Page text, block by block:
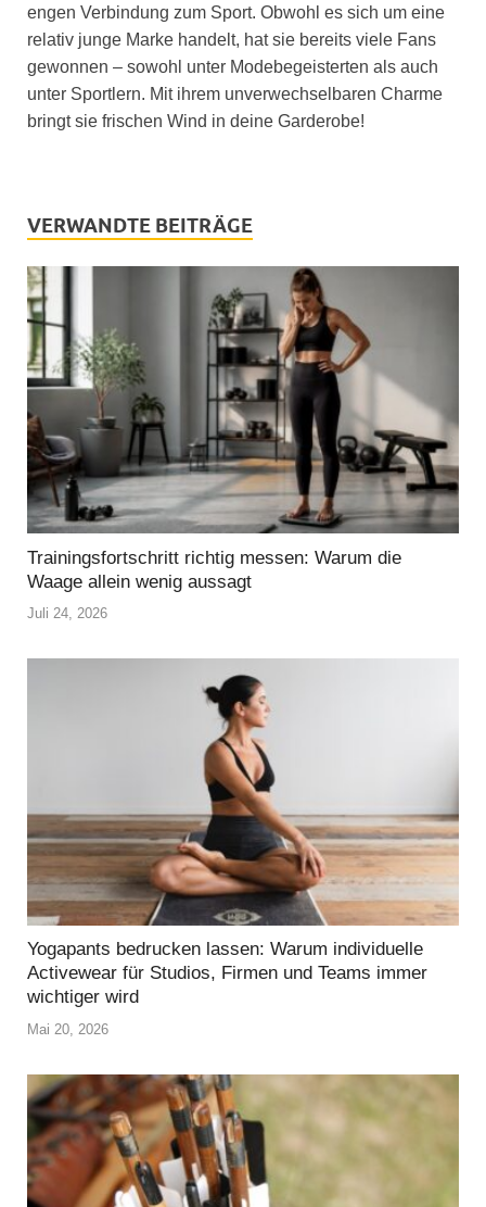
engen Verbindung zum Sport. Obwohl es sich um eine
relativ junge Marke handelt, hat sie bereits viele Fans
gewonnen – sowohl unter Modebegeisterten als auch
unter Sportlern. Mit ihrem unverwechselbaren Charme
bringt sie frischen Wind in deine Garderobe!
VERWANDTE BEITRÄGE
Trainingsfortschritt richtig messen: Warum die
Waage allein wenig aussagt
Juli 24, 2026
Yogapants bedrucken lassen: Warum individuelle
Activewear für Studios, Firmen und Teams immer
wichtiger wird
Mai 20, 2026